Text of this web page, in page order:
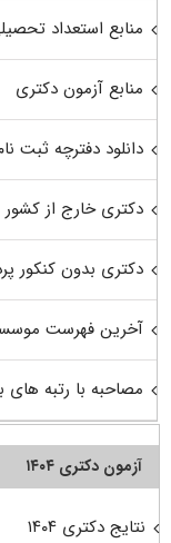
منابع استعداد
منابع آزمون دکتری
دانلود دفترچه ثبت
دکتری خارج از کشور
دکتری بدون کنکور
آخرین فهرست
مصاحبه با رتبه های
آزمون دکتری ۱۴۰۴
نتایج دکتری ۱۴۰۴